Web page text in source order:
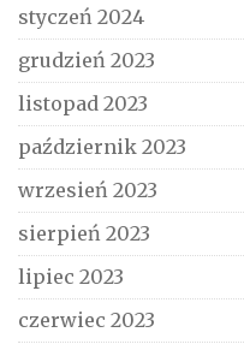
styczeń 2024
grudzień 2023
listopad 2023
październik 2023
wrzesień 2023
sierpień 2023
lipiec 2023
czerwiec 2023